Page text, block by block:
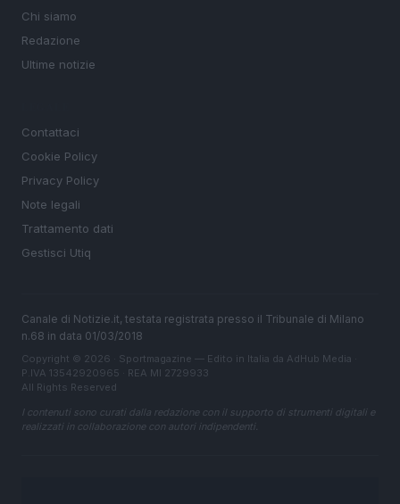
Chi siamo
Redazione
Ultime notizie
Contattaci
Cookie Policy
Privacy Policy
Note legali
Trattamento dati
Gestisci Utiq
Canale di Notizie.it, testata registrata presso il Tribunale di Milano
n.68 in data 01/03/2018
Copyright © 2026 · Sportmagazine — Edito in Italia da AdHub Media
P.IVA 13542920965 · REA MI 2729933
All Rights Reserved
I contenuti sono curati dalla redazione con il supporto di strumenti digitali e
realizzati in collaborazione con autori indipendenti.